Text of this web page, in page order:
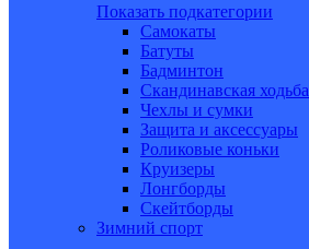
Показать подкатегории
Самокаты
Батуты
Бадминтон
Скандинавская ходьба
Чехлы и сумки
Защита и аксессуары
Роликовые коньки
Круизеры
Лонгборды
Скейтборды
Зимний спорт